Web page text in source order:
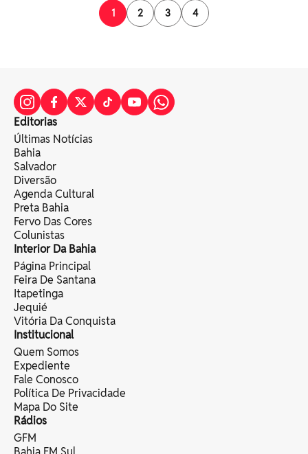
1
2 3 4
Editorias
Últimas Notícias
Bahia
Salvador
Diversão
Agenda Cultural
Preta Bahia
Fervo Das Cores
Colunistas
Interior Da Bahia
Página Principal
Feira De Santana
Itapetinga
Jequié
Vitória Da Conquista
Institucional
Quem Somos
Expediente
Fale Conosco
Política De Privacidade
Mapa Do Site
Rádios
GFM